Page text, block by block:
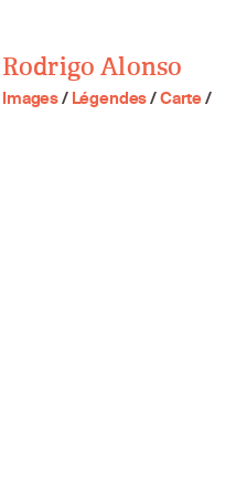
Rodrigo Alonso
Images/ Légendes/Carte/